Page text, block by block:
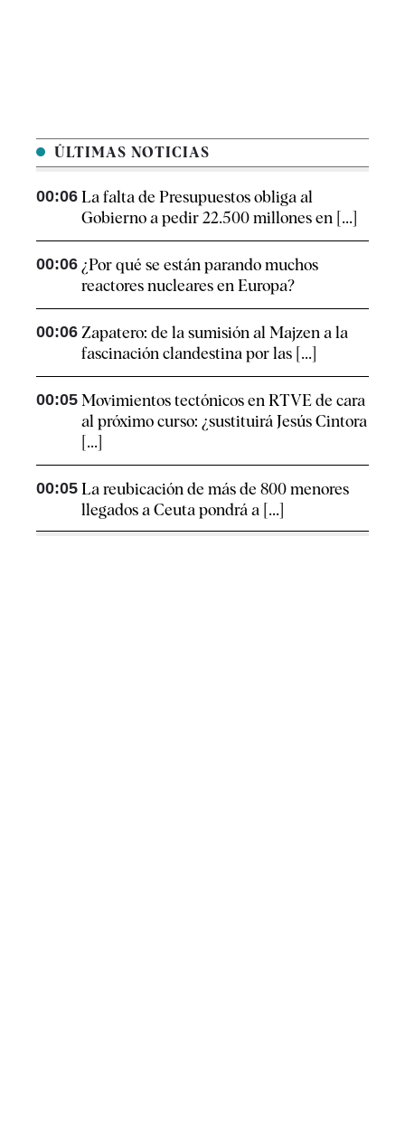
ÚLTIMAS NOTICIAS
00:06 La falta de Presupuestos obliga al
Gobierno a pedir 22.500 millones en [...]
00:06 ¿Por qué se están parando muchos
reactores nucleares en Europa?
00:06 Zapatero: de la sumisión al Majzen a la
fascinación clandestina por las [...]
00:05 Movimientos tectónicos en RTVE de cara
al próximo curso: ¿sustituirá Jesús Cintora
[...]
00:05 La reubicación de más de 800 menores
llegados a Ceuta pondrá a [...]